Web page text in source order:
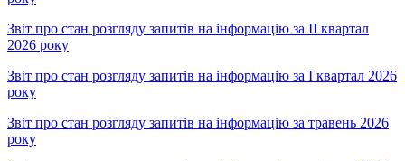
Звіт про стан розгляду запитів на інформацію за ІІ квартал
2026 року
Звіт про стан розгляду запитів на інформацію за І квартал 2026
року
Звіт про стан розгляду запитів на інформацію за травень 2026
року